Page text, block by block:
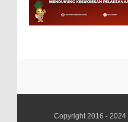
Copyright 2016 - 2024